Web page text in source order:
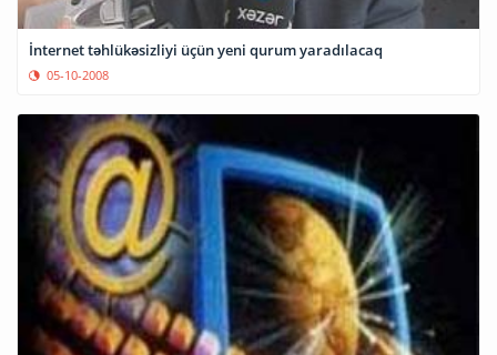
İnternet təhlükəsizliyi üçün yeni qurum yaradılacaq
05-10-2008